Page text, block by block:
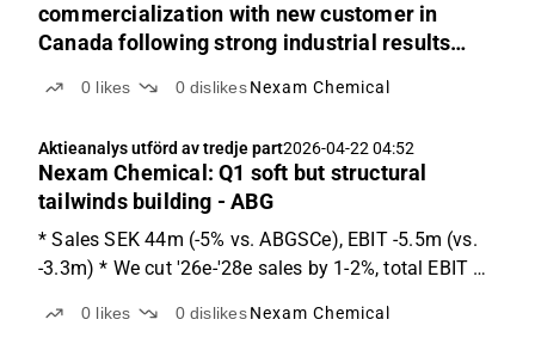
commercialization with new customer in
Canada following strong industrial results
0 likes 0 dislikes Nexam Chemical
Aktieanalys utförd av tredje part2026-04-22 04:52
Nexam Chemical: Q1 soft but structural
tailwinds building - ABG
* Sales SEK 44m (-5% vs. ABGSCe), EBIT -5.5m (vs.
-3.3m) * We cut '26e-'28e sales by 1-2%, total EBIT by
opportunity for Nexam Q1 a bit softer, more
0 likes 0 dislikes Nexam Chemical